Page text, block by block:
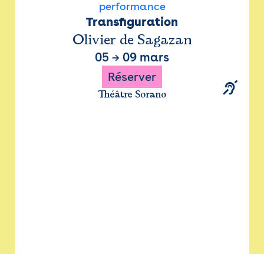
performance
Transfiguration
Olivier de Sagazan
05 → 09 mars
Réserver
Théâtre Sorano